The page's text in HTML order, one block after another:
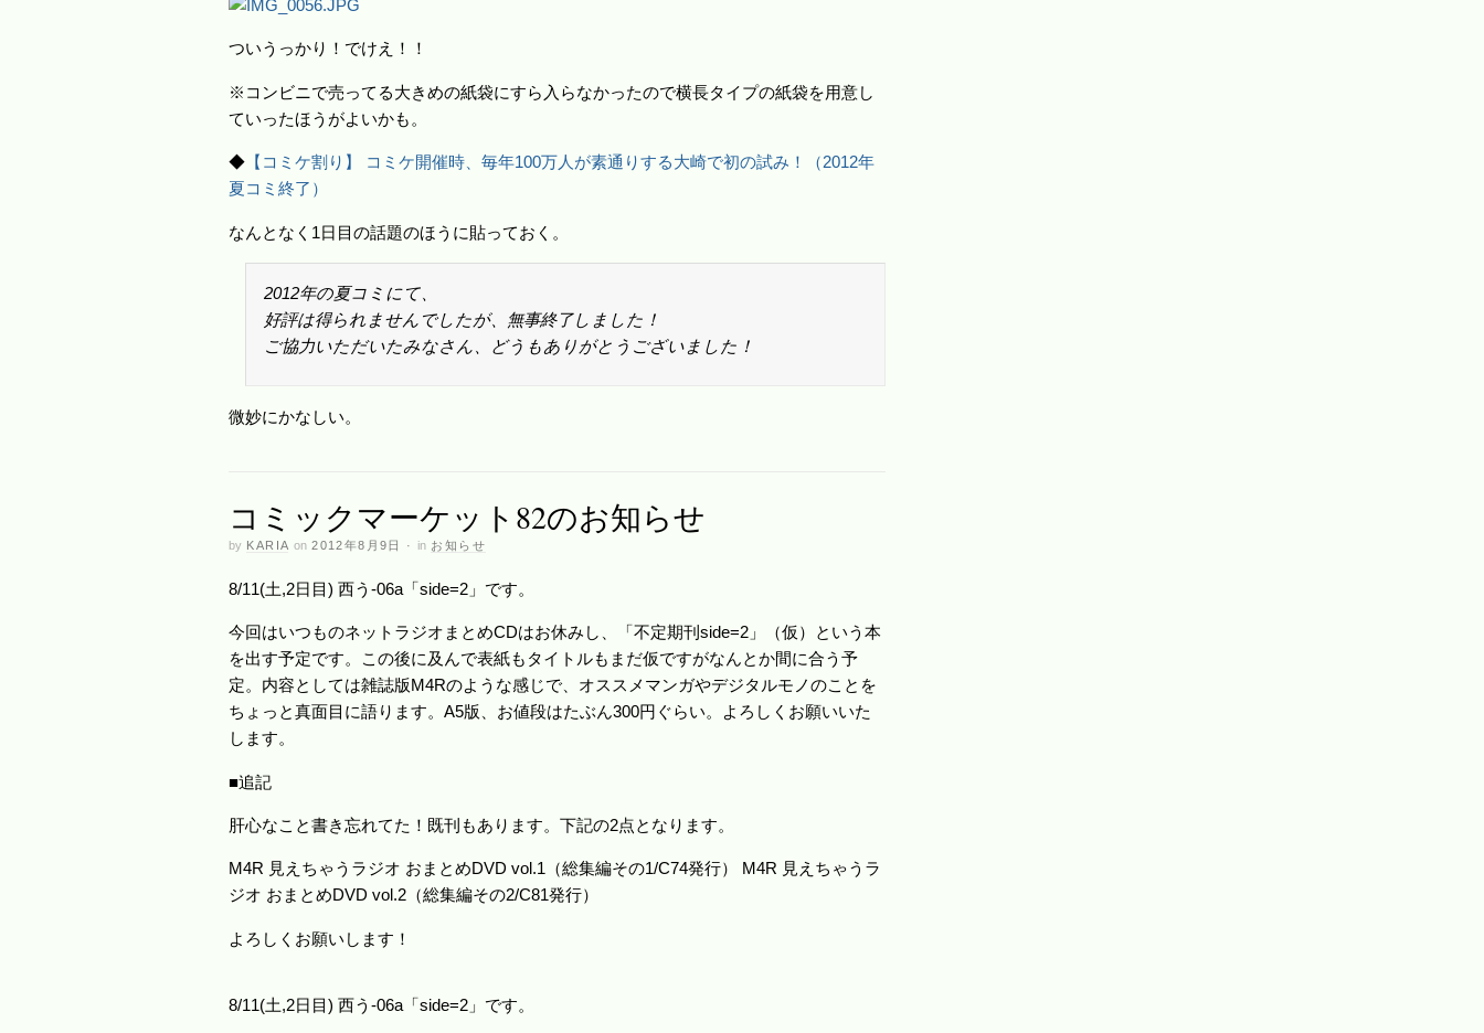
ついうっかり！でけえ！！
※コンビニで売ってる大きめの紙袋にすら入らなかったので横長タイプの紙袋を用意し
ていったほうがよいかも。
◆ 【コミケ割り】 コミケ開催時、毎年100万人が素通りする大崎で初の試み！（2012年
夏コミ終了）
なんとなく1日目の話題のほうに貼っておく。
2012年の夏コミにて、
好評は得られませんでしたが、無事終了しました！
ご協力いただいたみなさん、どうもありがとうございました！
微妙にかなしい。
コミックマーケット82のお知らせ
by KARIA on 2012年8月9日 · in お知らせ
8/11(土,2日目) 西う-06a「side=2」です。
今回はいつものネットラジオまとめCDはお休みし、「不定期刊side=2」（仮）という本
を出す予定です。この後に及んで表紙もタイトルもまだ仮ですがなんとか間に合う予
定。内容としては雑誌版M4Rのような感じで、オススメマンガやデジタルモノのことを
ちょっと真面目に語ります。A5版、お値段はたぶん300円ぐらい。よろしくお願いいた
します。
■追記
肝心なこと書き忘れてた！既刊もあります。下記の2点となります。
M4R 見えちゃうラジオ おまとめDVD vol.1（総集編その1/C74発行） M4R 見えちゃうラ
ジオ おまとめDVD vol.2（総集編その2/C81発行）
よろしくお願いします！
8/11(土,2日目) 西う-06a「side=2」です。